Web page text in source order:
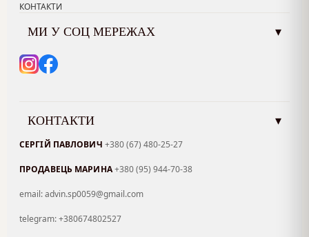
КОНТАКТИ
МИ У СОЦ МЕРЕЖАХ ▾
КОНТАКТИ ▾
СЕРГІЙ ПАВЛОВИЧ +380 (67) 480-25-27
ПРОДАВЕЦЬ МАРИНА+380 (95) 944-70-38
email: advin.sp0059@gmail.com
telegram: +380674802527